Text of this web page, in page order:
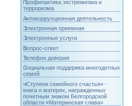
Профилактика экстремизма и
терроризма
Антикоррупционная деятельность
Электронная приемная
Электронные услуги
Вопрос-ответ
Телефон доверия
Социальная поддержка многодетных
семей
«Ступени семейного счастья» -
книга о матерях, награжденных
почетным знаком Белгородской
области «Материнская слава»